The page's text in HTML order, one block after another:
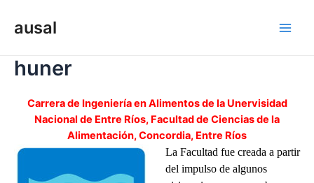
ausal
huner
Carrera de Ingeniería en Alimentos de la Unervisidad
Nacional de Entre Ríos, Facultad de Ciencias de la
Alimentación, Concordia, Entre Ríos
La Facultad fue creada a partir
del impulso de algunos